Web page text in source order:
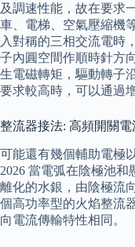
及調速性能，故在要求
車、電梯、空氣壓縮機
入對稱的三相交流電時
子內圓空間作順時針方
生電磁轉矩，驅動轉子
要求較高時，可以通過
整流器接法: 高頻開關
可能還有幾個輔助電極
2026 當電弧在陰極池
離化的水銀，由陰極流
個高功率型的火焰整流
向電流傳輸特性相同。